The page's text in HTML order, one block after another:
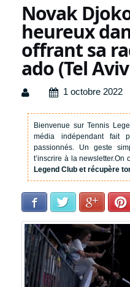
Novak
heureux
offrant sa
ado (Tel
1 octobre 2022
Bienvenue sur Tennis
média indépendant fait
passionnés. Un geste
t’inscrire à la newsletter.On
Legend Club et récupère
Facebook Twitter Google+